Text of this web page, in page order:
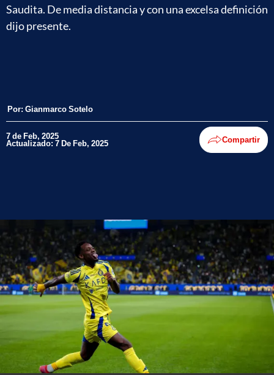
Saudita. De media distancia y con una excelsa definición
dijo presente.
Por: Gianmarco Sotelo
7 de Feb, 2025
Actualizado: 7 De Feb, 2025 Compartir